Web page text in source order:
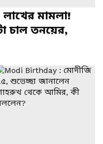
লাখের মামলা!
চাল তনয়ের,